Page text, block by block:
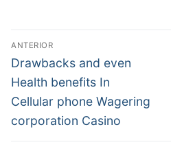
Navegação
de
Post
ANTERIOR
Post
anterior:
Drawbacks and even
Health benefits In
Cellular phone Wagering
corporation Casino